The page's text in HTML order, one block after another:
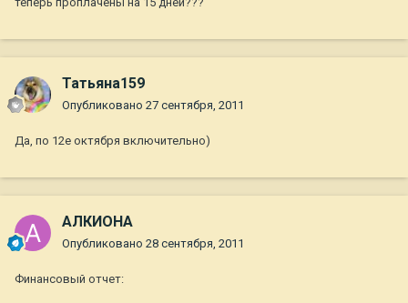
Татьяна159
Опубликовано 27 сентября, 2011
Да, по 12е октября включительно)
АЛКИОНА
Опубликовано 28 сентября, 2011
Финансовый отчет: